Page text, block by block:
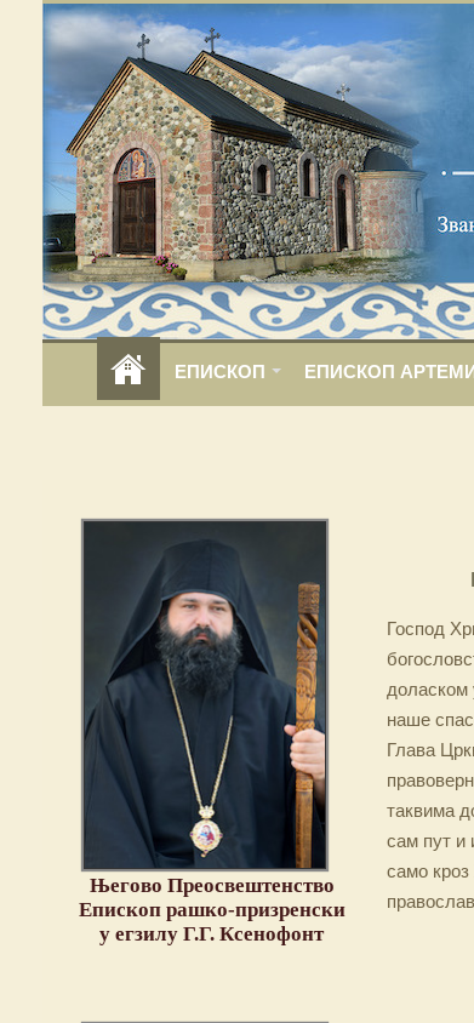
ЕПИСКОП ЕПИСКОП
Његово Преосвештенство
Епископ рашко-призренски
у егзилу Г.Г. Ксенофонт
Господ
доласком
наше
Глава
таквима
сам пут и
само